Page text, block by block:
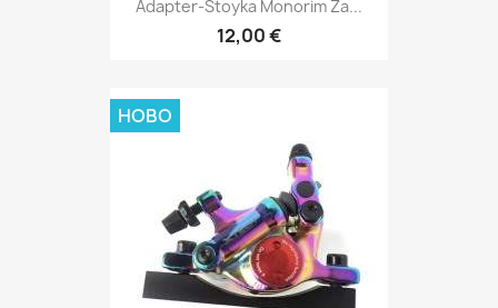
Adapter-Stoyka Monorim Za...
12,00 €
НОВО